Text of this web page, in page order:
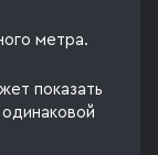
метра.
показать